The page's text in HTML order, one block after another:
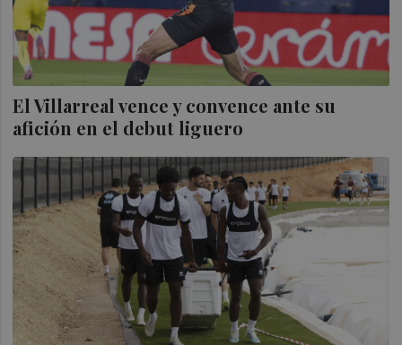
El Villarreal vence y convence ante su
afición en el debut liguero